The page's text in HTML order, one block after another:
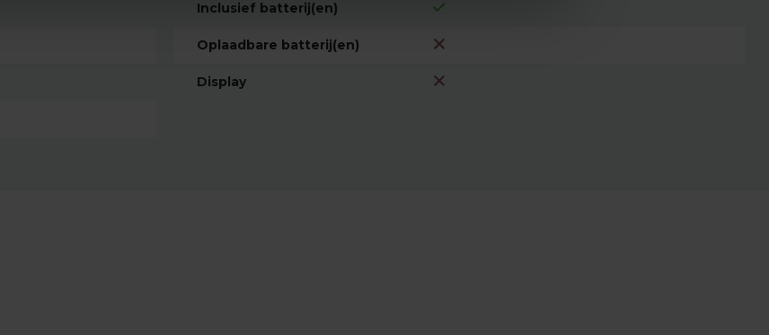
Inclusief batterij(en)
Oplaadbare batterij(en)
Display